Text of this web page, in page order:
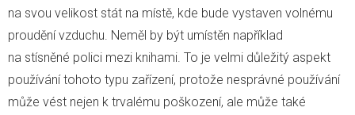
na svou velikost stát na místě, kde bude vystaven volnému
proudění vzduchu. Neměl by být umístěn například
na stísněné polici mezi knihami. To je velmi důležitý aspekt
používání tohoto typu zařízení, protože nesprávné používání
může vést nejen k trvalému poškození, ale může také